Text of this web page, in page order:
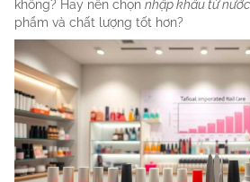
không? Hay nên chọn nhập khẩu từ
phẩm và chất lượng tốt hơn?